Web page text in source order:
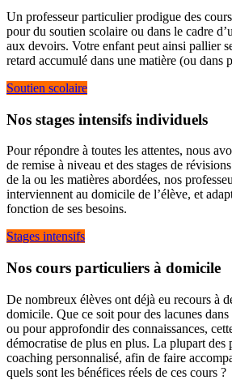
Un professeur particulier prodigue des
pour du soutien scolaire ou dans le cadre
aux devoirs. Votre enfant peut ainsi pallier
retard accumulé dans une matière (ou dans
Soutien scolaire
Nos stages intensifs individuels
Pour répondre à toutes les attentes, nous
de remise à niveau et des stages de
de la ou les matières abordées, nos
interviennent au domicile de l’élève, et
fonction de ses besoins.
Stages intensifs
Nos cours particuliers à domicile
De nombreux élèves ont déjà eu recours à
domicile. Que ce soit pour des lacunes
ou pour approfondir des connaissances,
démocratise de plus en plus. La plupart des
coaching personnalisé, afin de faire
quels sont les bénéfices réels de ces cours ?